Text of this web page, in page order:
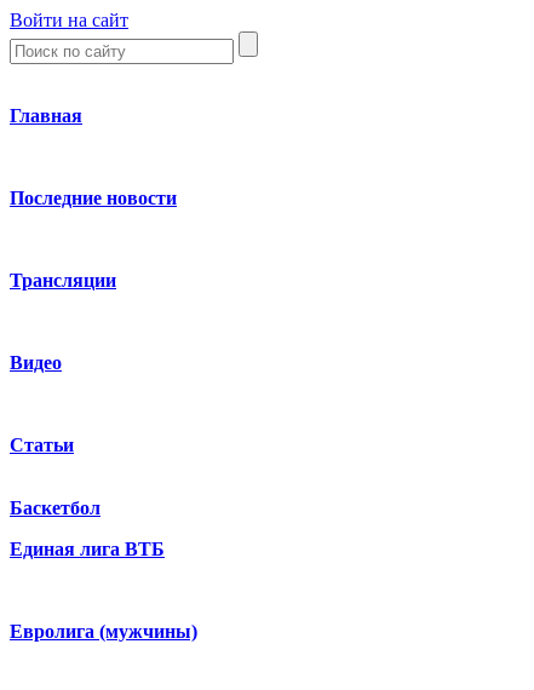
Войти на сайт
Главная
Последние новости
Трансляции
Видео
Статьи
Баскетбол
Единая лига ВТБ
Евролига (мужчины)